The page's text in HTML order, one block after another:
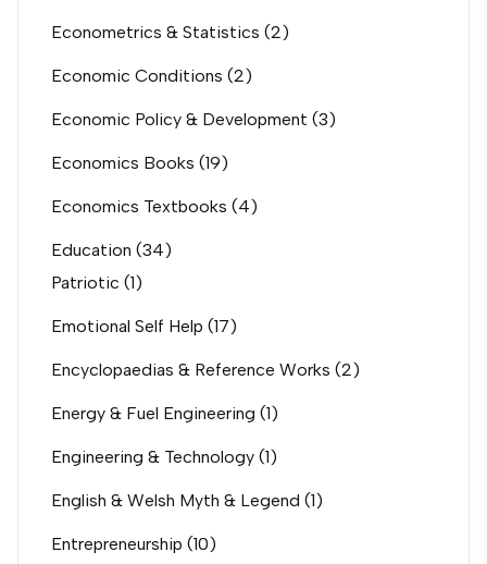
Econometrics & Statistics (2)
Economic Conditions (2)
Economic Policy & Development (3)
Economics Books (19)
Economics Textbooks (4)
Education (34)
Patriotic (1)
Emotional Self Help (17)
Encyclopaedias & Reference Works (2)
Energy & Fuel Engineering (1)
Engineering & Technology (1)
English & Welsh Myth & Legend (1)
Entrepreneurship (10)